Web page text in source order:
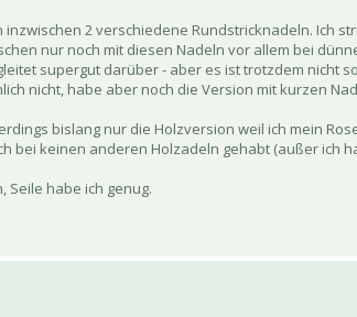
inzwischen 2 verschiedene Rundstricknadeln. Ich
nur noch mit diesen Nadeln vor allem bei
supergut darüber - aber es ist trotzdem nicht
nicht, habe aber noch die Version mit kurzen
bislang nur die Holzversion weil ich mein
bei keinen anderen Holzadeln gehabt (außer ich
Seile habe ich genug.